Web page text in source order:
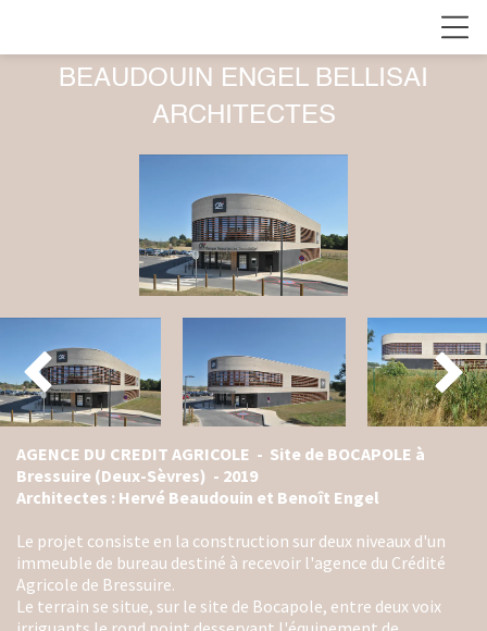
BEAUDOUIN ENGEL BELLISAI
ARCHITECTES
 
AGENCE DU CREDIT AGRICOLE - Site de BOCAPOLE à
Bressuire (Deux-Sèvres) - 2019
Architectes : Hervé Beaudouin et Benoît Engel
Le projet consiste en la construction sur deux niveaux d'un
immeuble de bureau destiné à recevoir l'agence du Crédité
Agricole de Bressuire.
Le terrain se situe, sur le site de Bocapole, entre deux voix